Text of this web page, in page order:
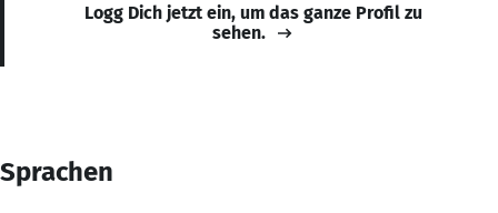
Logg Dich jetzt ein, um das ganze Profil zu
sehen.
Sprachen